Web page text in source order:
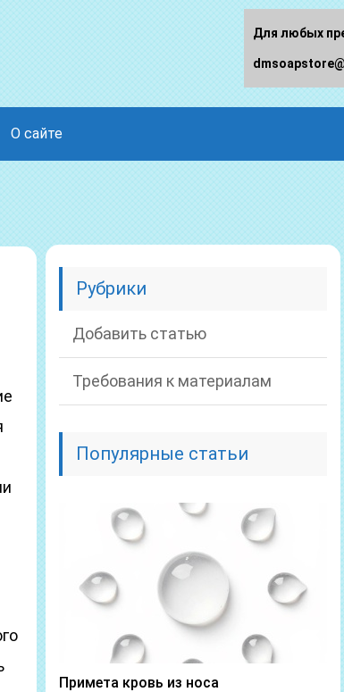
О сайте
Рубрики
Добавить статью
Требования к материалам
Популярные статьи
Примета кровь из носа
Для любых